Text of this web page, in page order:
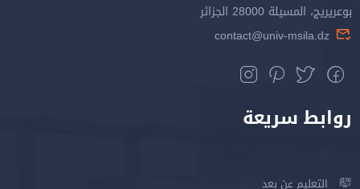
بوعريريج، المسيلة 28000 الجزائر
contact@univ-msila.dz
روابط سريعة
التعليم عن بعد